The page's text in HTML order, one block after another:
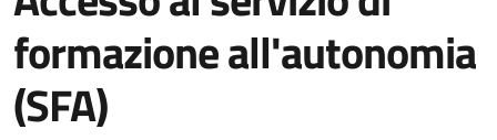
formazione all'autonomia
(SFA)